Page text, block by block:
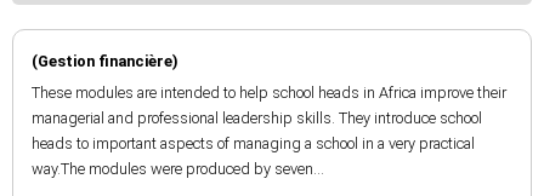
(Gestion financière)
These modules are intended to help school heads in Africa improve their
managerial and professional leadership skills. They introduce school
heads to important aspects of managing a school in a very practical
way.The modules were produced by seven...